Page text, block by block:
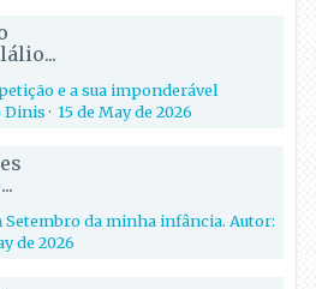
e a sua imponderável
Dinis·15 de May de 2026
Setembro da minha infância. Autor:
de 2026